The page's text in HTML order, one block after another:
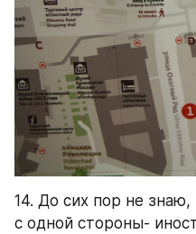
14. До сих пор не знаю,
с одной стороны-